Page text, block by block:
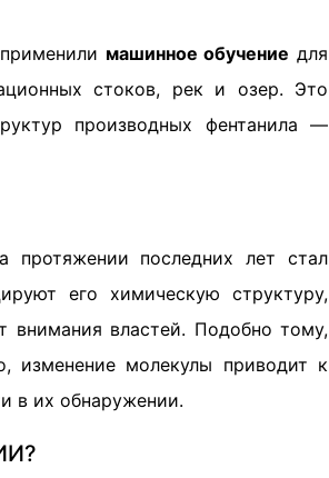
машинное обучение для
стоков, рек и озер. Это
производных фентанила —
последних лет стал
его химическую структуру,
внимания властей. Подобно тому,
изменение молекулы приводит к
в их обнаружении.